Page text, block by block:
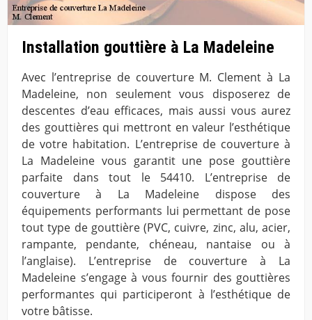
Installation gouttière à La Madeleine
Avec l’entreprise de couverture M. Clement à La
Madeleine, non seulement vous disposerez de
descentes d’eau efficaces, mais aussi vous aurez
des gouttières qui mettront en valeur l’esthétique
de votre habitation. L’entreprise de couverture à
La Madeleine vous garantit une pose gouttière
parfaite dans tout le 54410. L’entreprise de
couverture à La Madeleine dispose des
équipements performants lui permettant de pose
tout type de gouttière (PVC, cuivre, zinc, alu, acier,
rampante, pendante, chéneau, nantaise ou à
l’anglaise). L’entreprise de couverture à La
Madeleine s’engage à vous fournir des gouttières
performantes qui participeront à l’esthétique de
votre bâtisse.